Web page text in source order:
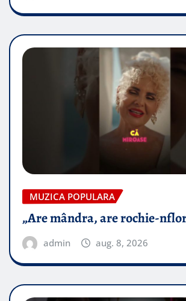
MUZICA POPULARA
„Are mândra, are rochie-
admin aug. 8, 2026